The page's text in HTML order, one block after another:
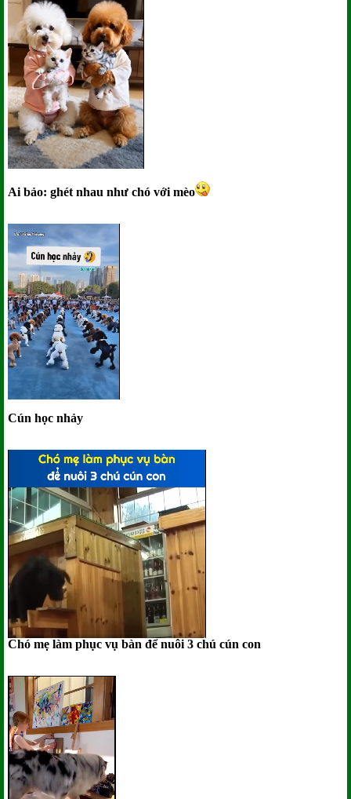
Ai bảo: ghét nhau như chó với mèo
Cún học nhảy
Chó mẹ làm phục vụ bàn để nuôi 3 chú cún con